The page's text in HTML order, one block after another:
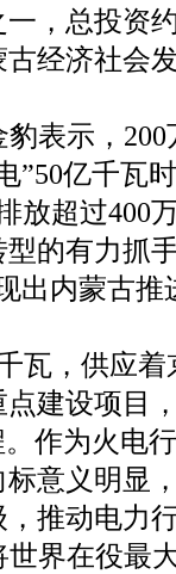
，总投资
经济社会
表示，
”50亿千瓦
放超过400
的有力抓
出内蒙古
瓦，供应
建设项目
作为火电
意义明显
推动电力
界在役最